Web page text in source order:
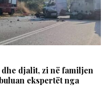
djalit, zi në familjen
ekspertët nga